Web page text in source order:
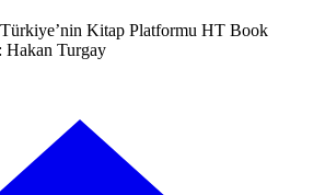
Kitap Platformu HT Book
Turgay